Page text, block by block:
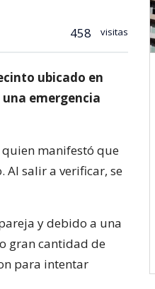
458 visitas
ubicado en
emergencia
manifestó que
Al salir a verificar, se
y debido a una
gran cantidad de
para intentar